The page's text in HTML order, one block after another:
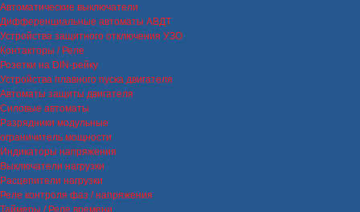
Автоматические выключатели
Дифференциальные автоматы АВДТ
Устройства защитного отключения УЗО
Контакторы / Реле
Розетки на DIN-рейку
Устройства плавного пуска двигателя
Автоматы защиты двигателя
Силовые автоматы
Разрядники модульные
ограничитель мощности
Индикаторы напряжения
Выключатели нагрузки
Расцепители нагрузки
Реле контроля фаз / напряжения